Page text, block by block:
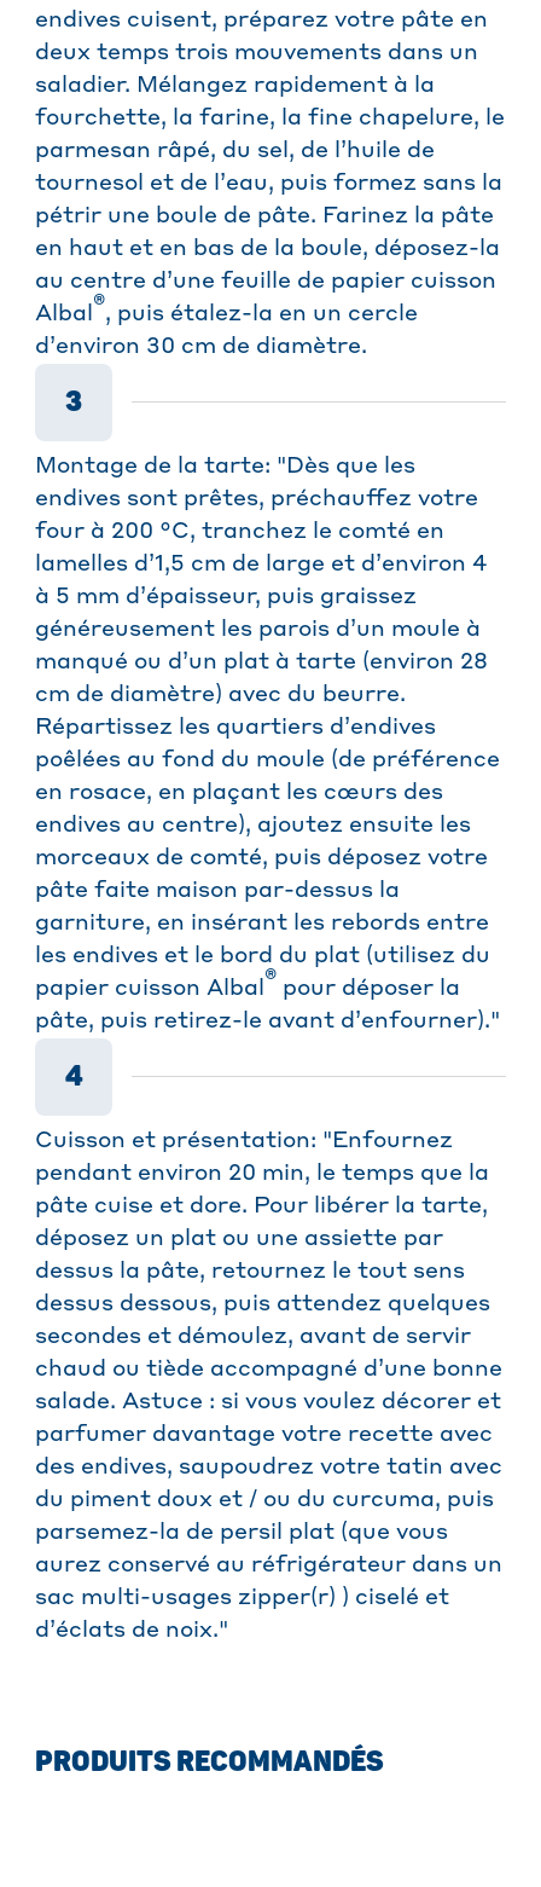
endives cuisent, préparez votre pâte en
deux temps trois mouvements dans un
saladier. Mélangez rapidement à la
fourchette, la farine, la fine chapelure, le
parmesan râpé, du sel, de l’huile de
tournesol et de l’eau, puis formez sans la
pétrir une boule de pâte. Farinez la pâte
en haut et en bas de la boule, déposez-la
au centre d’une feuille de papier cuisson
Albal ®, puis étalez-la en un cercle
d’environ 30 cm de diamètre.
3
Montage de la tarte: "Dès que les
endives sont prêtes, préchauffez votre
four à 200 °C, tranchez le comté en
lamelles d’1,5 cm de large et d’environ 4
à 5 mm d’épaisseur, puis graissez
généreusement les parois d’un moule à
manqué ou d’un plat à tarte (environ 28
cm de diamètre) avec du beurre.
Répartissez les quartiers d’endives
poêlées au fond du moule (de préférence
en rosace, en plaçant les cœurs des
endives au centre), ajoutez ensuite les
morceaux de comté, puis déposez votre
pâte faite maison par-dessus la
garniture, en insérant les rebords entre
les endives et le bord du plat (utilisez du
papier cuisson Albal ® pour déposer la
pâte, puis retirez-le avant d’enfourner)."
4
Cuisson et présentation: "Enfournez
pendant environ 20 min, le temps que la
pâte cuise et dore. Pour libérer la tarte,
déposez un plat ou une assiette par
dessus la pâte, retournez le tout sens
dessus dessous, puis attendez quelques
secondes et démoulez, avant de servir
chaud ou tiède accompagné d’une bonne
salade. Astuce : si vous voulez décorer et
parfumer davantage votre recette avec
des endives, saupoudrez votre tatin avec
du piment doux et / ou du curcuma, puis
parsemez-la de persil plat (que vous
aurez conservé au réfrigérateur dans un
sac multi-usages zipper(r) ) ciselé et
d’éclats de noix."
PRODUITS RECOMMANDÉS